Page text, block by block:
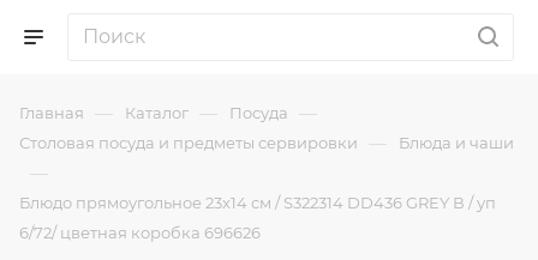
Главная — Каталог — Посуда —
Столовая посуда и предметы сервировки — Блюда и чаши
—
Блюдо прямоугольное 23x14 см / S322314 DD436 GREY В / уп
6/72/ цветная коробка 696626